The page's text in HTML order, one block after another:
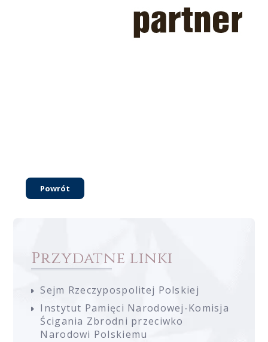
Powrót
Przydatne linki
Sejm Rzeczypospolitej Polskiej
Instytut Pamięci Narodowej-Komisja
Ścigania Zbrodni przeciwko
Narodowi Polskiemu